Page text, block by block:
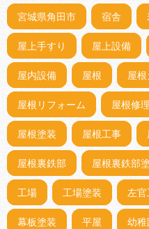
宮城県角田市 宿舎
屋上手すり 屋上設備
屋内設備 屋根 屋
屋根リフォーム 屋根修理
屋根塗装 屋根工事
屋根裏鉄部 屋根裏鉄部
工場 工場塗装 左官
幕板塗装 平屋 幼稚